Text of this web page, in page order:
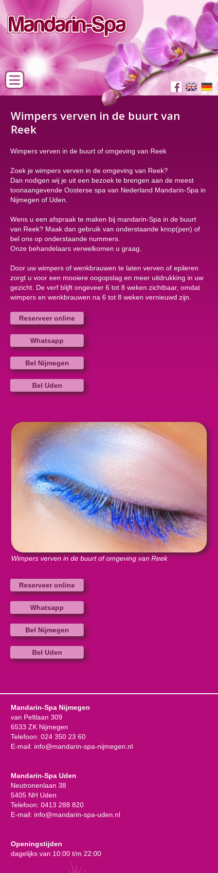
Wimpers verven in de buurt van
Reek
Wimpers verven in de buurt of omgeving van Reek
Zoek je wimpers verven in de omgeving van Reek?
Dan nodigen wij je uit een bezoek te brengen aan de meest
toonaangevende Oosterse spa van Nederland Mandarin-Spa in
Nijmegen of Uden.
Wens u een afspraak te maken bij mandarin-Spa in de buurt
van Reek? Maak dan gebruik van onderstaande knop(pen) of
bel ons op onderstaande nummers.
Onze behandelaars verwelkomen u graag.
Door uw wimpers of wenkbrauwen te laten verven of epileren
zorgt u voor een mooiere oogopslag en meer uitdrukking in uw
gezicht. De verf blijft ongeveer 6 tot 8 weken zichtbaar, omdat
wimpers en wenkbrauwen na 6 tot 8 weken vernieuwd zijn.
Reserveer online
Whatsapp
Bel Nijmegen
Bel Uden
Wimpers verven in de buurt of omgeving van Reek
Reserveer online
Whatsapp
Bel Nijmegen
Bel Uden
Mandarin-Spa Nijmegen
van Peltlaan 309
6533 ZK Nijmegen
Telefoon: 024 350 23 60
E-mail: info@mandarin-spa-nijmegen.nl
Mandarin-Spa Uden
Neutronenlaan 38
5405 NH Uden
Telefoon: 0413 288 820
E-mail: info@mandarin-spa-uden.nl
Openingstijden
dagelijks van 10:00 t/m 22:00